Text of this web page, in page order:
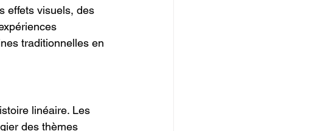
effets visuels, des
traditionnelles en
linéaire. Les
des thèmes